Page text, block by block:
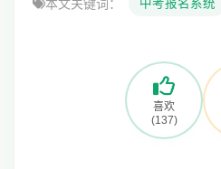
本文关键词： 中考报名系统
喜欢
(137)